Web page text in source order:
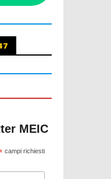
MEIC
campi richiesti